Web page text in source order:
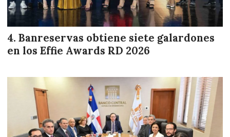
Banreservas obtiene siete galardones
en los Effie Awards RD 2026